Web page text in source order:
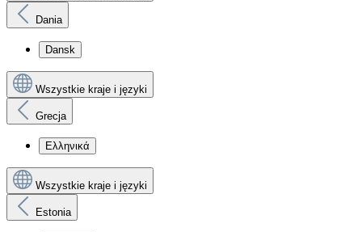
Dania
Dansk
Wszystkie kraje i języki
Grecja
Ελληνικά
Wszystkie kraje i języki
Estonia